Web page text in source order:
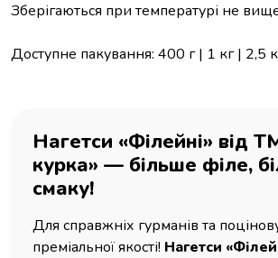
Зберігаються при температурі не
Доступне пакування: 400 г | 1 кг | 2,5
Нагетси «Філейні» від
курка» — більше філе,
смаку!
Для справжніх гурманів та
преміальної якості! Нагетси